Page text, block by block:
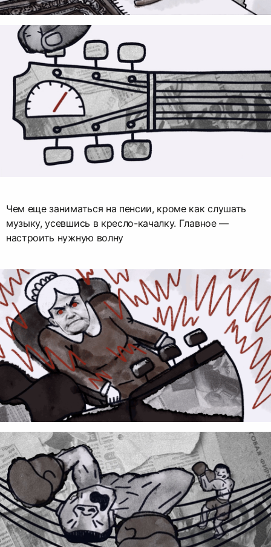
Чем еще заниматься на пенсии, кроме как слушать
музыку, усевшись в кресло-качалку. Главное —
настроить нужную волну